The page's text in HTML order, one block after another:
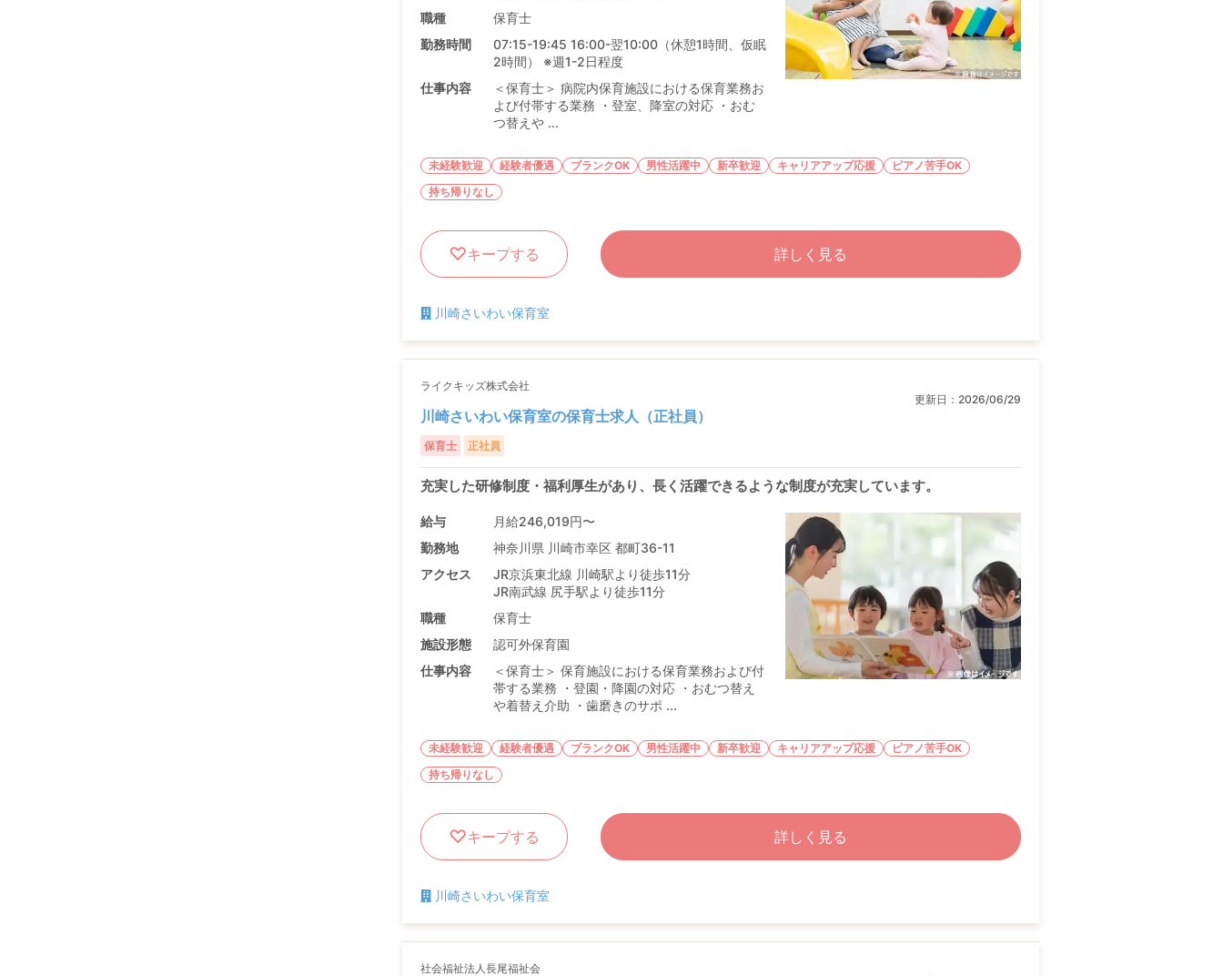
職種
保育士
勤務時間
07:15-19:45 16:00-翌10:00（休憩1時間、仮眠
2時間） ※週1-2日程度
仕事内容
＜保育士＞ 病院内保育施設における保育業務お
よび付帯する業務 ・登室、降室の対応 ・おむ
つ替えや ...
未経験歓迎 経験者優遇 ブランクOK 男性活躍中 新卒歓迎 キャリアアップ応援
ピアノ苦手OK
持ち帰りなし
キープする 詳しく見る
川崎さいわい保育室
ライクキッズ株式会社
更新日： 2026/06/29
川崎さいわい保育室の保育士求人（正社員）
保育士 正社員
充実した研修制度・福利厚生があり、長く活躍できるような制度が充実しています。
給与
月給246,019円〜
勤務地
神奈川県 川崎市幸区 都町36-11
アクセス
JR京浜東北線 川崎駅より徒歩11分
JR南武線 尻手駅より徒歩11分
職種
保育士
施設形態
認可外保育園
仕事内容
＜保育士＞ 保育施設における保育業務および付
帯する業務 ・登園・降園の対応 ・おむつ替え
や着替え介助 ・歯磨きのサポ ...
未経験歓迎 経験者優遇 ブランクOK 男性活躍中 新卒歓迎 キャリアアップ応援
ピアノ苦手OK
持ち帰りなし
キープする 詳しく見る
川崎さいわい保育室
社会福祉法人長尾福祉会